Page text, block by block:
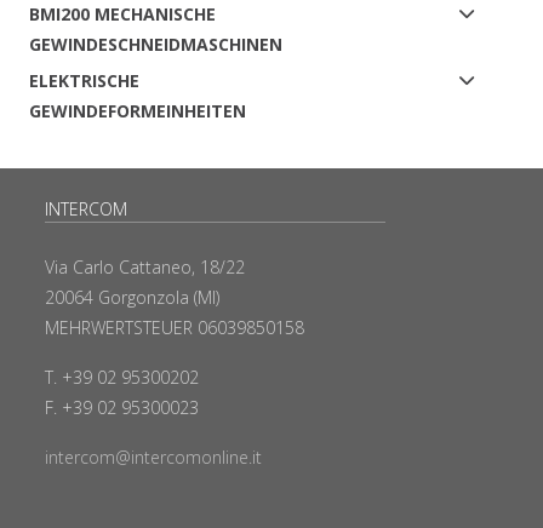
BMI200 MECHANISCHE
GEWINDESCHNEIDMASCHINEN
ELEKTRISCHE
GEWINDEFORMEINHEITEN
INTERCOM
Via Carlo Cattaneo, 18/22
20064 Gorgonzola (MI)
MEHRWERTSTEUER 06039850158
T. +39 02 95300202
F. +39 02 95300023
intercom@intercomonline.it